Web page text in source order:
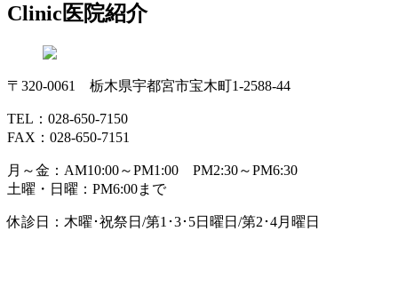
Clinic医院紹介
〒320-0061 栃木県宇都宮市宝木町1-2588-44
TEL：028-650-7150
FAX：028-650-7151
月～金：AM10:00～PM1:00 PM2:30～PM6:30
土曜・日曜：PM6:00まで
休診日：木曜･祝祭日/第1･3･5日曜日/第2･4月曜日